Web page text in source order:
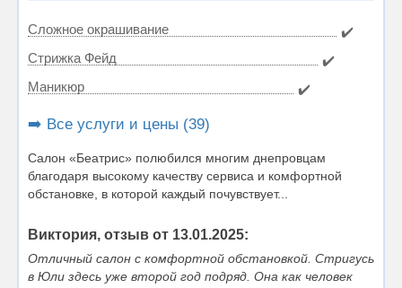
Сложное окрашивание
✔️
Стрижка Фейд
✔️
Маникюр
✔️
➡️ Все услуги и цены (39)
Салон «Беатрис» полюбился многим днепровцам
благодаря высокому качеству сервиса и комфортной
обстановке, в которой каждый почувствует...
Виктория, отзыв от 13.01.2025:
Отличный салон с комфортной обстановкой. Стригусь
в Юли здесь уже второй год подряд. Она как человек